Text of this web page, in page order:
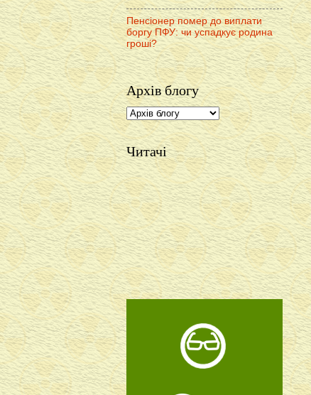
Пенсіонер помер до виплати
боргу ПФУ: чи успадкує родина
гроші?
Архів блогу
Читачі